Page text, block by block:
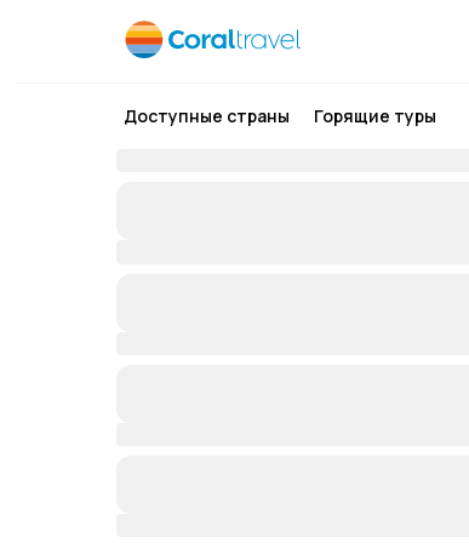
Доступные страны Горящие туры